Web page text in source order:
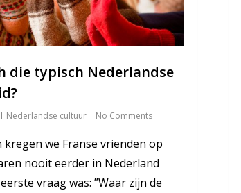
die typisch Nederlandse
Nederlandse cultuur No Comments
kregen we Franse vrienden op
nooit eerder in Nederland
vraag was: ”Waar zijn de